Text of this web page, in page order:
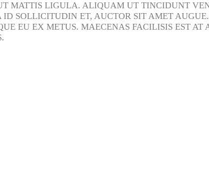
MATTIS LIGULA. ALIQUAM UT TINCIDUNT
SOLLICITUDIN ET, AUCTOR SIT AMET
EU EX METUS. MAECENAS FACILISIS EST